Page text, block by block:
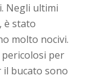
Negli ultimi
è stato
molto nocivi.
per
bucato sono